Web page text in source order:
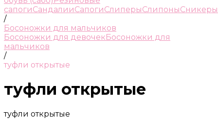
сапогиСандалииСапогиСлиперыСлипоныСникеры
/
Босоножки для мальчиков
Босоножки для девочекБосоножки для
мальчиков
/
туфли открытые
туфли открытые
туфли открытые